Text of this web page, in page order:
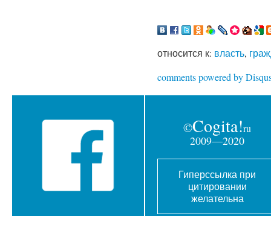
относится к: власть,
comments powered by
©Cogita!ru
2009—2020
Гиперссылка при
цитировании
желательна